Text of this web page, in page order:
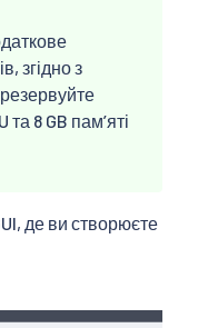
згідно з
8 GB пам’яті
де ви створюєте